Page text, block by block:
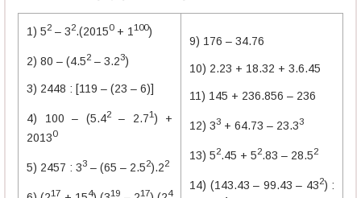
1) 52 – 32.(20150+ 1 100)
2) 80 – (4.52 – 3.23)
3) 2448 : [119 – (23 – 6)]
4) 100 – (5.42– 2.71) +
20130
5) 2457 : 33 – (65 – 2.52).22
17 4 19 17 4
9) 176 – 34.76
10) 2.23 + 18.32 + 3.6.45
11) 145 + 236.856 – 236
12) 33 + 64.73 – 23.33
13) 52.45 + 52.83 – 28.52
14) (143.43 – 99.43 – 432) :